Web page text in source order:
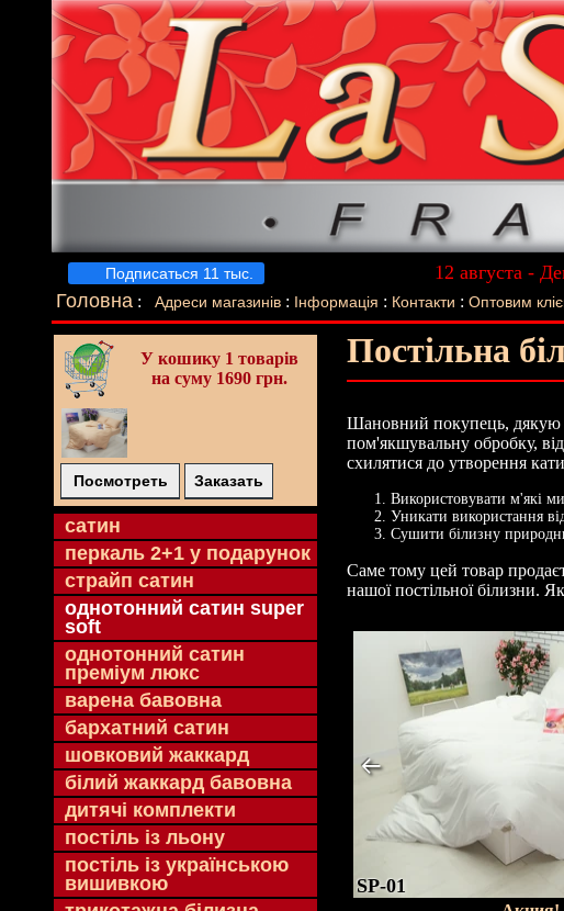
Подписаться 11 тыс.
12 августа -
Лучший
Головна : Адреси магазинів : Інформація : Контакти : Оптовим
У кошику 1 товарів
на суму 1690 грн.
Посмотреть Заказать
cатин
перкаль 2+1 у подарунок
страйп сатин
однотонний сатин super
soft
однотонний сатин
преміум люкс
варена бавовна
бархатний сатин
шовковий жаккард
білий жаккард бавовна
дитячі комплекти
постіль із льону
постіль із українською
вишивкою
Постільна
Шановний покупець, дякую
пом'якшувальну обробку,
схилятися до утворення
Використовувати м'які
Уникати використання
Сушити білизну
Саме тому цей товар
нашої постільної білизни.
SP-01